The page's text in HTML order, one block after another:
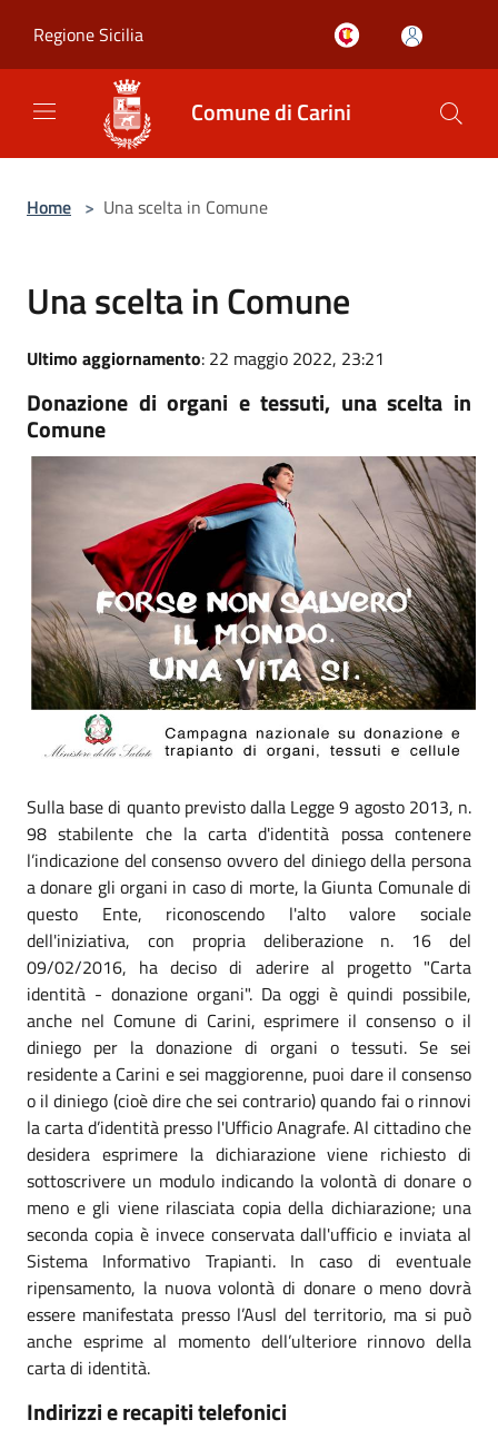
Regione Sicilia
Comune di Carini
Home > Una scelta in Comune
Una scelta in Comune
Ultimo aggiornamento: 22 maggio 2022, 23:21
Donazione di organi e tessuti, una scelta in
Comune
Sulla base di quanto previsto dalla Legge 9 agosto 2013, n.
98 stabilente che la carta d'identità possa contenere
l’indicazione del consenso ovvero del diniego della persona
a donare gli organi in caso di morte, la Giunta Comunale di
questo Ente, riconoscendo l'alto valore sociale
dell'iniziativa, con propria deliberazione n. 16 del
09/02/2016, ha deciso di aderire al progetto "Carta
identità - donazione organi". Da oggi è quindi possibile,
anche nel Comune di Carini, esprimere il consenso o il
diniego per la donazione di organi o tessuti. Se sei
residente a Carini e sei maggiorenne, puoi dare il consenso
o il diniego (cioè dire che sei contrario) quando fai o rinnovi
la carta d’identità presso l'Ufficio Anagrafe. Al cittadino che
desidera esprimere la dichiarazione viene richiesto di
sottoscrivere un modulo indicando la volontà di donare o
meno e gli viene rilasciata copia della dichiarazione; una
seconda copia è invece conservata dall'ufficio e inviata al
Sistema Informativo Trapianti. In caso di eventuale
ripensamento, la nuova volontà di donare o meno dovrà
essere manifestata presso l’Ausl del territorio, ma si può
anche esprime al momento dell’ulteriore rinnovo della
carta di identità.
Indirizzi e recapiti telefonici